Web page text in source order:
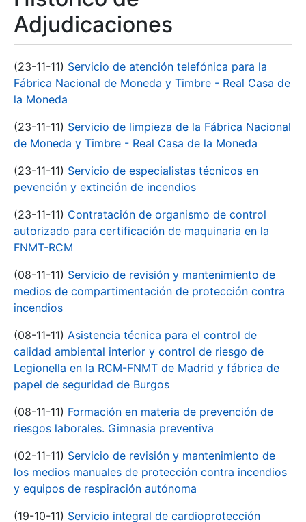
Adjudicaciones
(23-11-11) Servicio de atención telefónica para la
Fábrica Nacional de Moneda y Timbre - Real Casa de
la Moneda
(23-11-11) Servicio de limpieza de la Fábrica Nacional
de Moneda y Timbre - Real Casa de la Moneda
(23-11-11) Servicio de especialistas técnicos en
pevención y extinción de incendios
(23-11-11) Contratación de organismo de control
autorizado para certificación de maquinaria en la
FNMT-RCM
(08-11-11) Servicio de revisión y mantenimiento de
medios de compartimentación de protección contra
incendios
(08-11-11) Asistencia técnica para el control de
calidad ambiental interior y control de riesgo de
Legionella en la RCM-FNMT de Madrid y fábrica de
papel de seguridad de Burgos
(08-11-11) Formación en materia de prevención de
riesgos laborales. Gimnasia preventiva
(02-11-11) Servicio de revisión y mantenimiento de
los medios manuales de protección contra incendios
y equipos de respiración autónoma
(19-10-11) Servicio integral de cardioprotección